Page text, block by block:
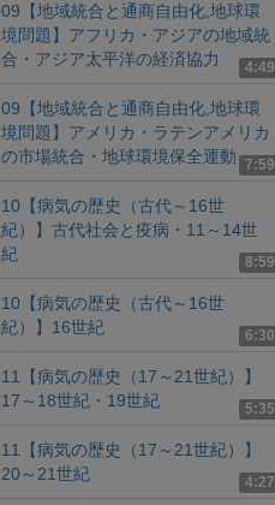
4:49
09【地域統合と通商自由化,地球環
境問題】アフリカ・アジアの地域統
合・アジア太平洋の経済協力
7:59
09【地域統合と通商自由化,地球環
境問題】アメリカ・ラテンアメリカ
の市場統合・地球環境保全運動
8:59
10【病気の歴史（古代～16世
紀）】古代社会と疫病・11～14世
紀
6:30
10【病気の歴史（古代～16世
紀）】16世紀
5:35
11【病気の歴史（17～21世紀）】
17～18世紀・19世紀
4:27
11【病気の歴史（17～21世紀）】
20～21世紀